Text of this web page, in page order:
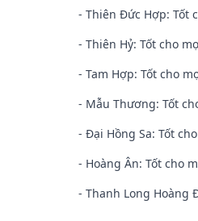
- Thiên Đức Hợp: Tốt
- Thiên Hỷ: Tốt cho
- Tam Hợp: Tốt cho
- Mẫu Thương: Tốt
- Đại Hồng Sa: Tốt
- Hoàng Ân: Tốt cho
- Thanh Long Hoàng